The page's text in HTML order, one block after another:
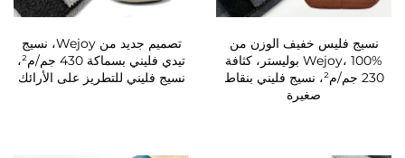
نسيج فليس خفيف الوزن من
Wejoy، 100% بوليستر، كثافة
230 جم/م²، نسيج فليني بنقاط
صغيرة
تصميم جديد من Wejoy، نسيج
تيدي فليني بسماكة 430 جم/م²،
نسيج فليني للتطريز على الأرائك